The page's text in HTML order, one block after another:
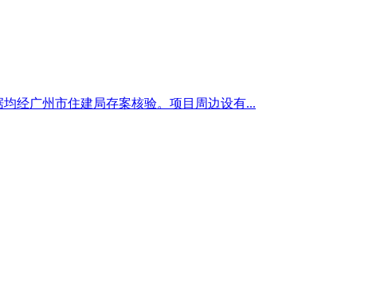
经广州市住建局存案核验。项目周边设有...